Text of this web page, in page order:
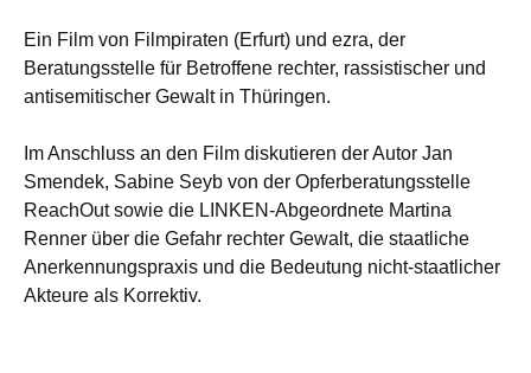
Ein Film von Filmpiraten (Erfurt) und ezra, der
Beratungsstelle für Betroffene rechter, rassistischer und
antisemitischer Gewalt in Thüringen.
Im Anschluss an den Film diskutieren der Autor Jan
Smendek, Sabine Seyb von der Opferberatungsstelle
ReachOut sowie die LINKEN-Abgeordnete Martina
Renner über die Gefahr rechter Gewalt, die staatliche
Anerkennungspraxis und die Bedeutung nicht-staatlicher
Akteure als Korrektiv.